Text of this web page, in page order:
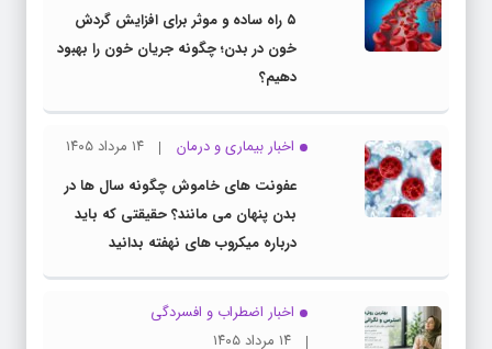
۵ راه ساده و موثر برای افزایش گردش
خون در بدن؛ چگونه جریان خون را بهبود
دهیم؟
اخبار بیماری و درمان
۱۴ مرداد ۱۴۰۵
عفونت های خاموش چگونه سال ها در
بدن پنهان می مانند؟ حقیقتی که باید
درباره میکروب های نهفته بدانید
اخبار اضطراب و افسردگی
۱۴ مرداد ۱۴۰۵